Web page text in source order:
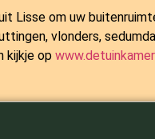
Lisse om uw
vlonders,
kijkje op